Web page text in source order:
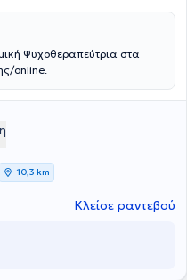
Ψυχοθεραπεύτρια στα
online.
10,3 km
Κλείσε ραντεβού